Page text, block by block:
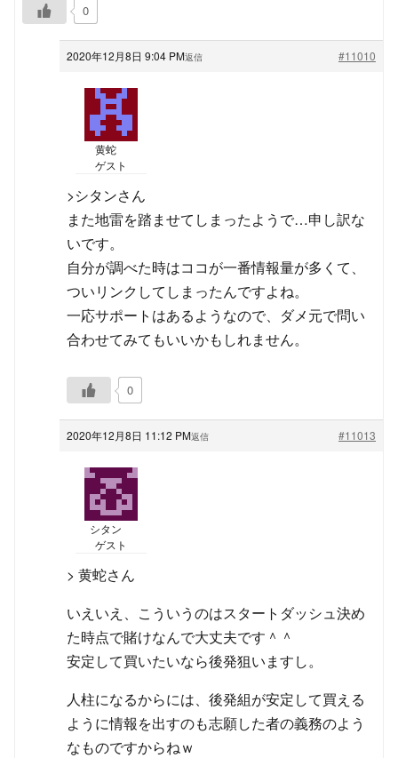
0
2020年12月8日 9:04 PM #11010
返信
黄蛇
ゲスト
>シタンさん
また地雷を踏ませてしまったようで…申し訳な
いです。
自分が調べた時はココが一番情報量が多くて、
ついリンクしてしまったんですよね。
一応サポートはあるようなので、ダメ元で問い
合わせてみてもいいかもしれません。
0
2020年12月8日 11:12 PM #11013
返信
シタン
ゲスト
> 黄蛇さん
いえいえ、こういうのはスタートダッシュ決め
た時点で賭けなんで大丈夫です＾＾
安定して買いたいなら後発狙いますし。
人柱になるからには、後発組が安定して買える
ように情報を出すのも志願した者の義務のよう
なものですからねｗ